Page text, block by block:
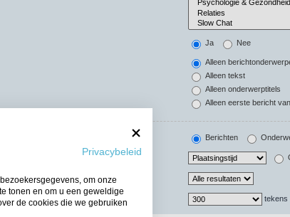
Ja Nee
Alleen
Alleen tekst
Alleen onderwerptitels
Alleen eerste bericht
Berichten
tekens
Privacybeleid
om onze
tonen en om u een geweldige
de cookies die we gebruiken